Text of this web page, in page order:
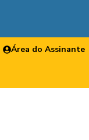
Área do Assinante